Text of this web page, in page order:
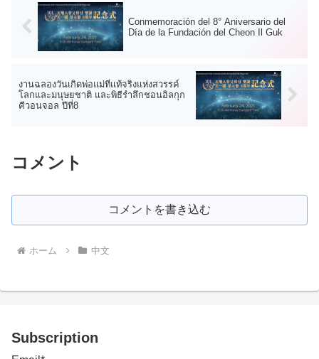
Conmemoración del 8° Aniversario del
Día de la Fundación del Cheon Il Guk
งานฉลองวันเกิดพ่อแม่ที่แท้จริงแห่งสวรรค์
โลกและมนุษยชาติ และพิธีรำลึกชอนอิลกุก
คีวอนจอล ปีที่8
コメント
コメントを書き込む
ホーム 中文
Subscription